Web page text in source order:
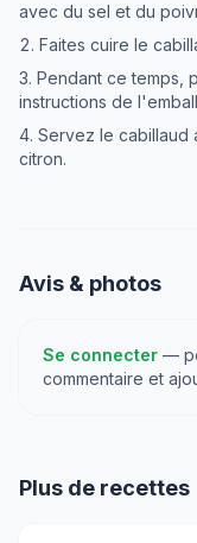
avec du sel et du
Faites cuire le
Pendant ce temps,
instructions de
Servez le cabillaud
citron.
Avis & photos
Se connecter —
commentaire et
Plus de recettes